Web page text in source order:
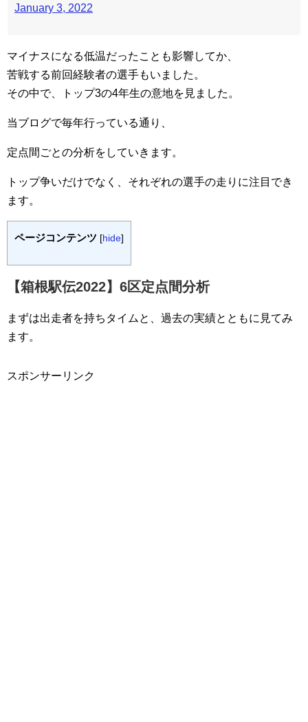
January 3, 2022
マイナスになる低温だったことも影響してか、
苦戦する前回経験者の選手もいました。
その中で、トップ3の4年生の意地を見ました。
当ブログで毎年行っている通り、
定点間ごとの分析をしていきます。
トップ争いだけでなく、それぞれの選手の走りに注目でき
ます。
ページコンテンツ [hide]
【箱根駅伝2022】6区定点間分析
まずは出走者を持ちタイムと、過去の実績とともに見てみ
ます。
スポンサーリンク